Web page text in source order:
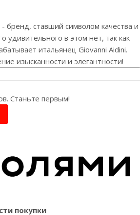
- бренд, ставший символом качества и
удивительного в этом нет, так как
итальянец Giovanni Aidini.
изысканности и элегантности!
Станьте первым!
покупки